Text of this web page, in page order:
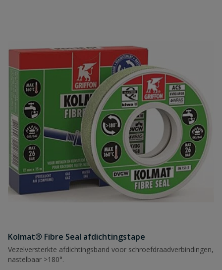
Kolmat® Fibre Seal afdichtingstape
Vezelversterkte afdichtingsband voor schroefdraadverbindingen,
nastelbaar >180°.